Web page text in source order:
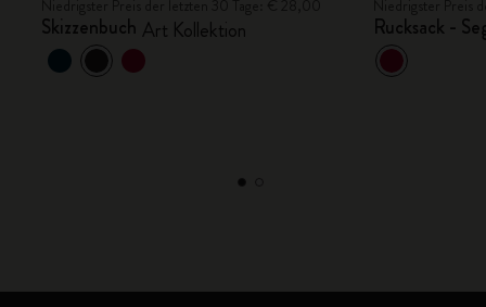
Skizzenbuch Art Kollektion Rucksack -